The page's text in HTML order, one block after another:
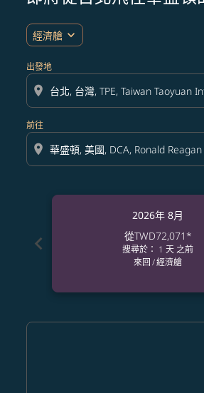
經濟艙 expand_more
出發地
location_on
前往
location_on
chevron_left
2026年 8月
從TWD72,071*
搜尋於： 1 天 之前
來回/經濟艙